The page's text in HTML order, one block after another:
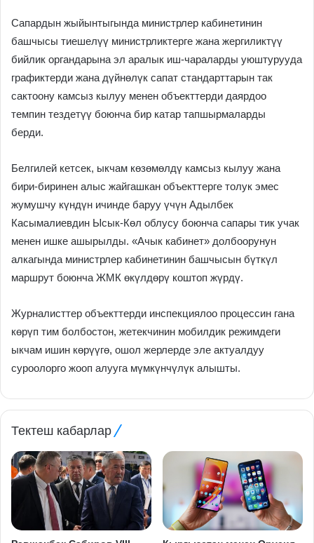
Сапардын жыйынтыгында министрлер кабинетинин
башчысы тиешелүү министрликтерге жана жергиликтүү
бийлик органдарына эл аралык иш-чараларды уюштурууда
графиктерди жана дүйнөлүк сапат стандарттарын так
сактоону камсыз кылуу менен объекттерди даярдоо
темпин тездетүү боюнча бир катар тапшырмаларды
берди.
Белгилей кетсек, ыкчам көзөмөлдү камсыз кылуу жана
бири-биринен алыс жайгашкан объекттерге толук эмес
жумушчу күндүн ичинде баруу үчүн Адылбек
Касымалиевдин Ысык-Көл облусу боюнча сапары тик учак
менен ишке ашырылды. «Ачык кабинет» долбоорунун
алкагында министрлер кабинетинин башчысын бүткүл
маршрут боюнча ЖМК өкүлдөрү коштоп жүрдү.
Журналисттер объекттерди инспекциялоо процессин гана
көрүп тим болбостон, жетекчинин мобилдик режимдеги
ыкчам ишин көрүүгө, ошол жерлерде эле актуалдуу
суроолорго жооп алууга мүмкүнчүлүк алышты.
Тектеш кабарлар